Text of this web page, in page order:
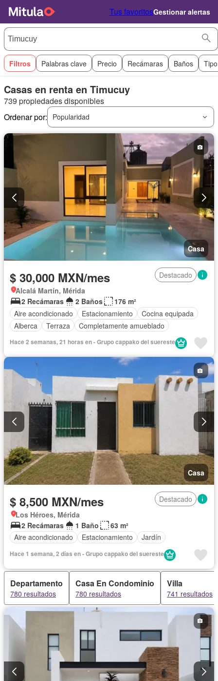
Tus favoritosGestionar alertas
Filtros Palabras clave Precio Recámaras Baños
Casas en renta en Timucuy
739 propiedades disponibles
Ordenar por:
Popularidad
Casa
$ 30,000 MXN/mes
Destacado
Alcalá Martín, Mérida
2 Recámaras
2 Baños
176 m²
Aire acondicionado
Estacionamiento
Cocina equipada
Alberca
Terraza Completamente amueblado
Hace 2 semanas, 21 horas en - Grupo cappako del suereste
Casa
$ 8,500 MXN/mes
Destacado
Los Héroes, Mérida
2 Recámaras
1 Baño
63 m²
Aire acondicionado
Estacionamiento Jardín
Hace 1 semana, 2 días en - Grupo cappako del suereste
Departamento
780 resultados
Casa En Condominio
780 resultados
Villa
741 resultados